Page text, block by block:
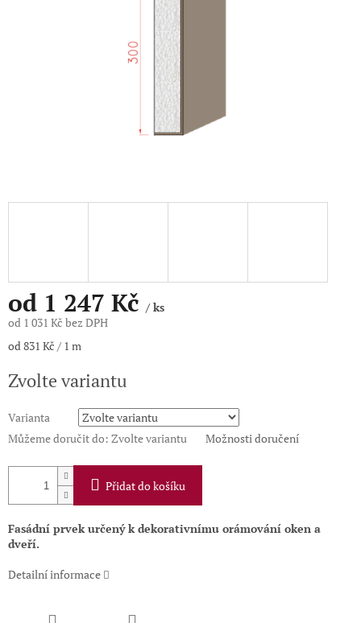
od 1 247 Kč / ks
od 1 031 Kč bez DPH
Měrná
od 831 Kč / 1 m
Zvolte variantu
Varianta
Můžeme doručit do: Zvolte variantu Možnosti doručení
Přidat do košíku
Fasádní prvek určený k dekorativnímu orámování oken a
dveří.
Detailní informace